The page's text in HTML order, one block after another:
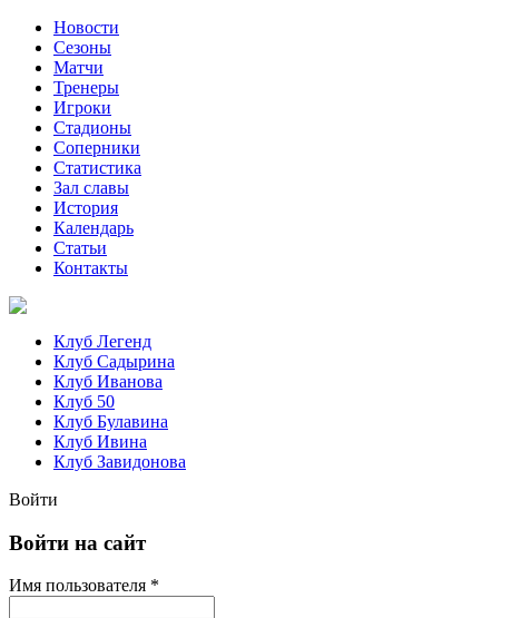
Новости
Сезоны
Матчи
Тренеры
Игроки
Стадионы
Соперники
Статистика
Зал славы
История
Календарь
Статьи
Контакты
Клуб Легенд
Клуб Садырина
Клуб Иванова
Клуб 50
Клуб Булавина
Клуб Ивина
Клуб Завидонова
Войти
Войти на сайт
Имя пользователя *